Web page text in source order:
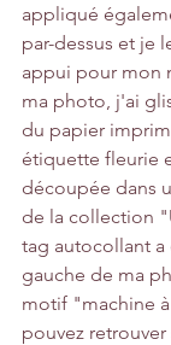
appliqué
par-dessus et je
appui pour mon
ma photo, j'ai
du papier
étiquette fleurie
découpée dans
de la collection
tag autocollant a
gauche de ma
motif "machine
pouvez